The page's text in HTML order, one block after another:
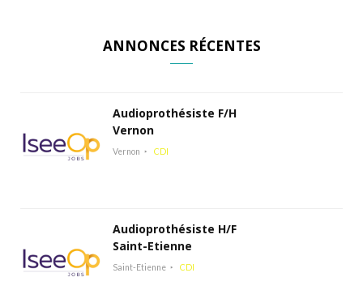
ANNONCES RÉCENTES
Audioprothésiste F/H
Vernon
Vernon CDI
Audioprothésiste H/F
Saint-Etienne
Saint-Etienne CDI